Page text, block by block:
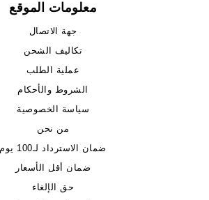
معلومات الموقع
جهة الاتصال
تكاليف الشحن
عملية الطلب
الشروط والأحكام
سياسة الخصوصية
من نحن
ضمان الاسترداد لـ100 يوم
ضمان أقل الأسعار
حق الإلغاء